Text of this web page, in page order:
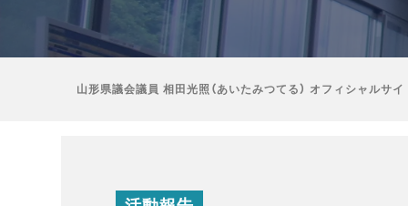
山形県議会議員 相田光照（あいたみつてる） オフィシャルサイ